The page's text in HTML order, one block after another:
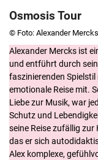
Osmosis Tour
© Foto: Alexander Mercks
Alexander Mercks ist
und entführt durch
faszinierenden
emotionale Reise mit.
Liebe zur Musik, war
Schutz und
seine Reise zufällig
das er sich
Alex komplexe,